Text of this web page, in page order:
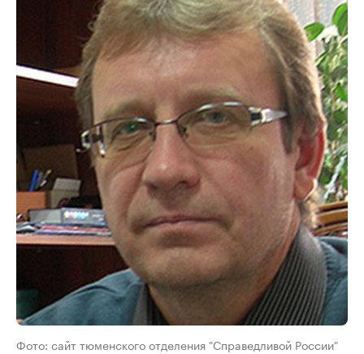
Фото: сайт тюменского отделения "Справедливой России"